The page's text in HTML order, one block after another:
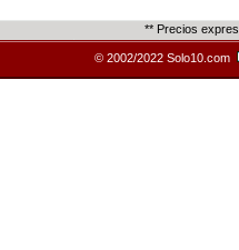
** Precios
© 2002/2022 Solo10.com